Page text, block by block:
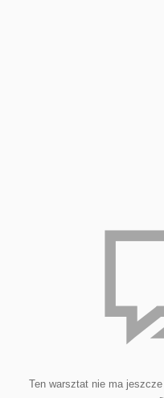
Ten warsztat nie ma